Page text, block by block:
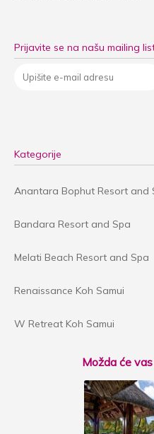
Prijavite se na našu mailing
Kategorije
Anantara Bophut Resort and
Bandara Resort and Spa
Melati Beach Resort and Spa
Renaissance Koh Samui
W Retreat Koh Samui
Možda će